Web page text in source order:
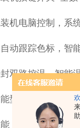
电脑控制，系统
跟踪色标，智能
路控温，智能温
光电色标定位控
制袋、充填、计